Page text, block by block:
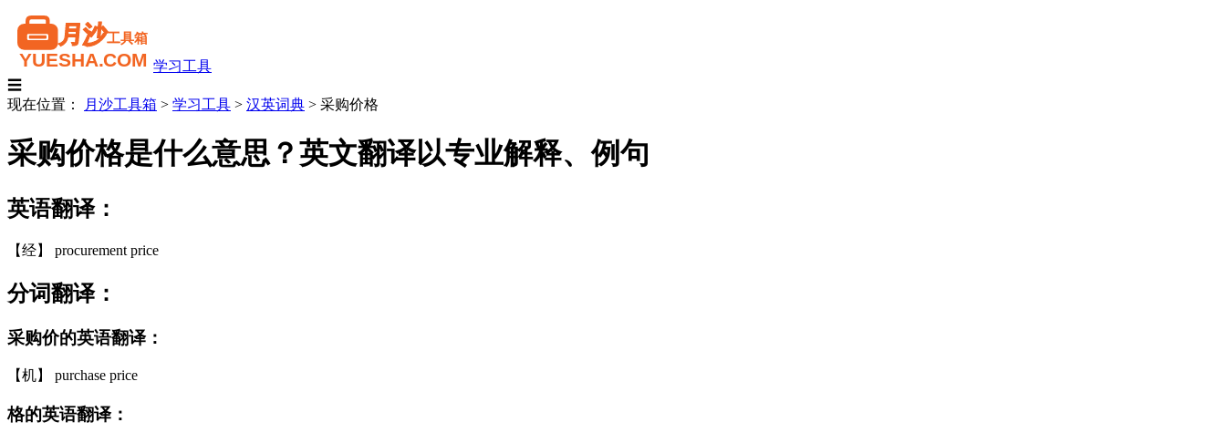
学习工具
☰
现在位置：
月沙工具箱 > 学习工具 > 汉英词典 > 采购价格
采购价格是什么意思？英文翻译以专业解释、例句
英语翻译：
【经】 procurement price
分词翻译：
采购价的英语翻译：
【机】 purchase price
格的英语翻译：